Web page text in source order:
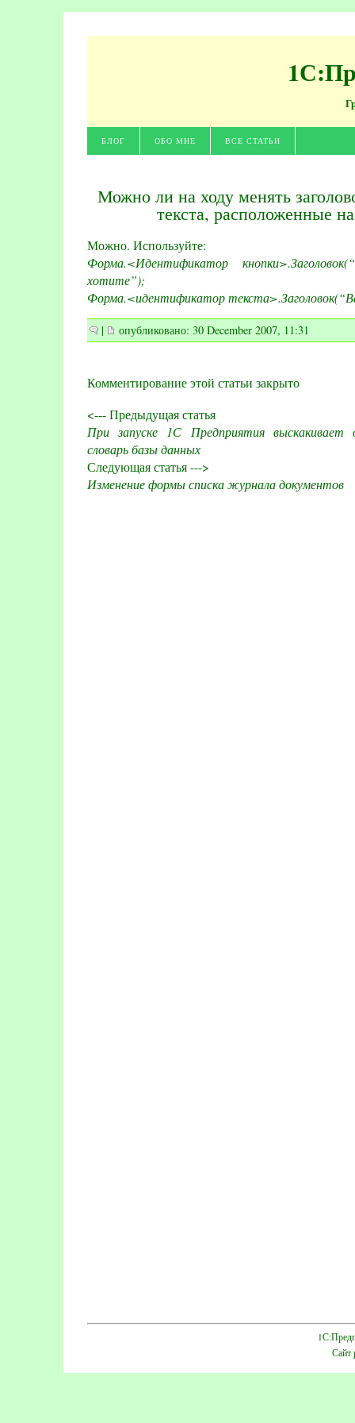
БЛОГ ОБО МНЕ ВСЕ СТАТЬИ
Можно ли на ходу менять
текста, расположенные
Можно. Используйте:
Форма.<Идентификатор
хотите”);
Форма.<идентификатор
| опубликовано: 30 December 2007, 11:31
Комментирование этой статьи закрыто
<--- Предыдущая статья
При запуске 1С Предприятия
словарь базы данных
Следующая статья --->
Изменение формы списка журнала документов
Сайт